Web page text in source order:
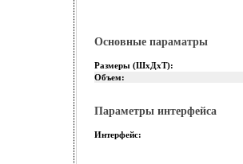
Основные параматры
Размеры (ШхДхТ):
Объем:
Параметры интерфейса
Интерфейс: